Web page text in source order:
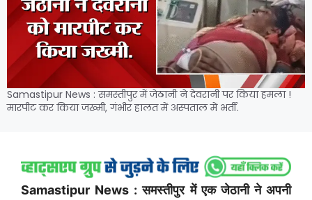
Samastipur News : समस्तीपुर में जेठानी ने देवरानी पर किया हमला !
मारपीट कर किया जख्मी, गंभीर हालत में अस्पताल में भर्ती.
Samastipur News : समस्तीपुर में एक जेठानी ने अपनी